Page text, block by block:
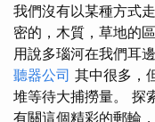
我們沒有以某種方式
密的，木質，草地的
用說多瑙河在我們耳
聽器公司 其中很多，
堆等待大捕撈量。 探
有關這個精彩的郵輪